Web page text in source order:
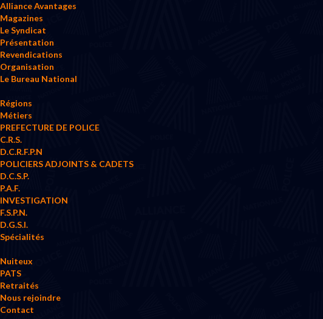
Alliance Avantages
Magazines
Le Syndicat
Présentation
Revendications
Organisation
Le Bureau National
Régions
Métiers
PREFECTURE DE POLICE
C.R.S.
D.C.R.F.P.N
POLICIERS ADJOINTS & CADETS
D.C.S.P.
P.A.F.
INVESTIGATION
F.S.P.N.
D.G.S.I.
Spécialités
Nuiteux
PATS
Retraités
Nous rejoindre
Contact